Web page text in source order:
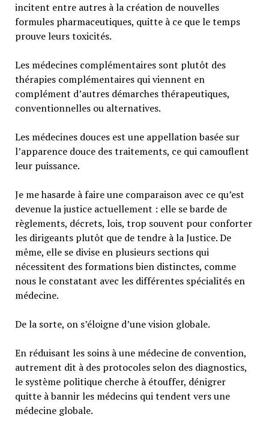
incitent entre autres à la création de nouvelles
formules pharmaceutiques, quitte à ce que le temps
prouve leurs toxicités.
Les médecines complémentaires sont plutôt des
thérapies complémentaires qui viennent en
complément d’autres démarches thérapeutiques,
conventionnelles ou alternatives.
Les médecines douces est une appellation basée sur
l’apparence douce des traitements, ce qui camouflent
leur puissance.
Je me hasarde à faire une comparaison avec ce qu’est
devenue la justice actuellement : elle se barde de
règlements, décrets, lois, trop souvent pour conforter
les dirigeants plutôt que de tendre à la Justice. De
même, elle se divise en plusieurs sections qui
nécessitent des formations bien distinctes, comme
nous le constatant avec les différentes spécialités en
médecine.
De la sorte, on s’éloigne d’une vision globale.
En réduisant les soins à une médecine de convention,
autrement dit à des protocoles selon des diagnostics,
le système politique cherche à étouffer, dénigrer
quitte à bannir les médecins qui tendent vers une
médecine globale.